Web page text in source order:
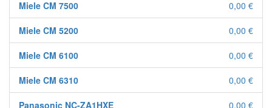
Miele CM 7500 0,00 €
Miele CM 5200 0,00 €
Miele CM 6100 0,00 €
Miele CM 6310 0,00 €
Panasonic NC-ZA1HXE 0,00 €